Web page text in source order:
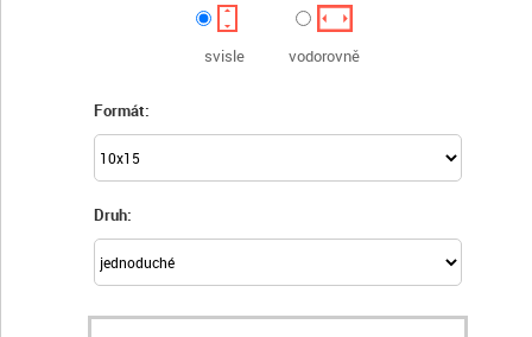
svisle vodorovně
Formát:
Druh: